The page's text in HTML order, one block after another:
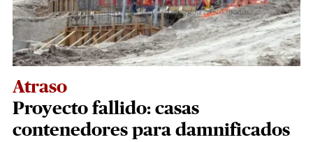
Atraso
Proyecto fallido: casas
contenedores para damnificados